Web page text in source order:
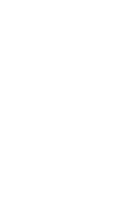
进士科三元及第入翰